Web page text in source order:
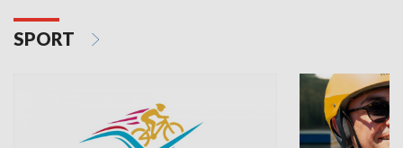
SPORT